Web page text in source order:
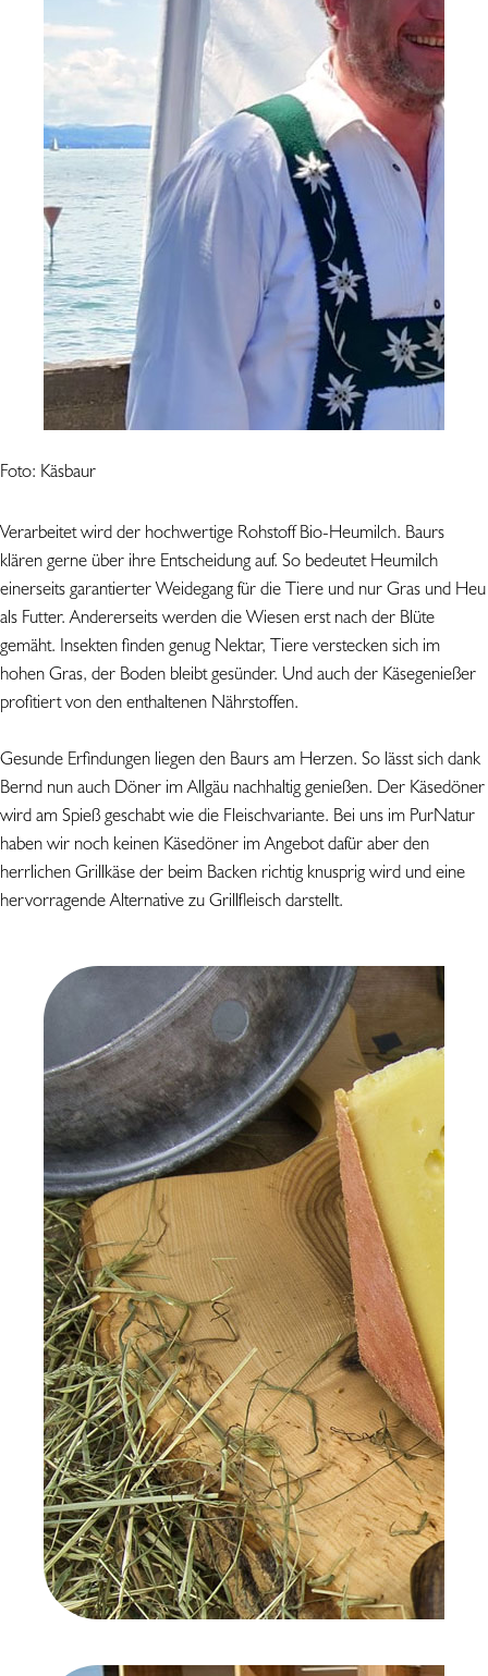
Foto: Käsbaur
Verarbeitet wird der hochwertige Rohstoff Bio-Heumilch. Baurs
klären gerne über ihre Entscheidung auf. So bedeutet Heumilch
einerseits garantierter Weidegang für die Tiere und nur Gras und Heu
als Futter. Andererseits werden die Wiesen erst nach der Blüte
gemäht. Insekten finden genug Nektar, Tiere verstecken sich im
hohen Gras, der Boden bleibt gesünder. Und auch der Käsegenießer
profitiert von den enthaltenen Nährstoffen.
Gesunde Erfindungen liegen den Baurs am Herzen. So lässt sich dank
Bernd nun auch Döner im Allgäu nachhaltig genießen. Der Käsedöner
wird am Spieß geschabt wie die Fleischvariante. Bei uns im PurNatur
haben wir noch keinen Käsedöner im Angebot dafür aber den
herrlichen Grillkäse der beim Backen richtig knusprig wird und eine
hervorragende Alternative zu Grillfleisch darstellt.